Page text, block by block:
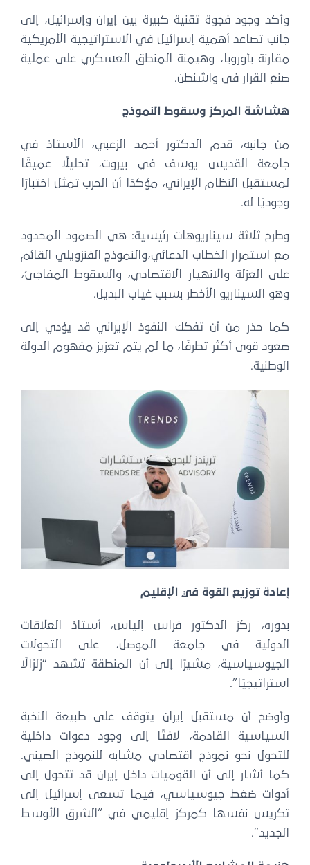
وأكد وجود فجوة تقنية كبيرة بين إيران وإسرائيل، إلى
جانب تصاعد أهمية إسرائيل في الاستراتيجية الأمريكية
مقارنة بأوروبا، وهيمنة المنطق العسكري على عملية
صنع القرار في واشنطن.
هشاشة المركز وسقوط النموذج
من جانبه، قدم الدكتور أحمد الزعبي، الأستاذ في
جامعة القديس يوسف في بيروت، تحليلًا عميقًا
لمستقبل النظام الإيراني، مؤكدًا أن الحرب تمثل اختبارًا
وجوديًا له.
وطرح ثلاثة سيناريوهات رئيسية: هي الصمود المحدود
مع استمرار الخطاب الدعائي،والنموذج الفنزويلي القائم
على العزلة والانهيار الاقتصادي، والسقوط المفاجئ،
وهو السيناريو الأخطر بسبب غياب البديل.
كما حذر من أن تفكك النفوذ الإيراني قد يؤدي إلى
صعود قوى أكثر تطرفًا، ما لم يتم تعزيز مفهوم الدولة
الوطنية.
إعادة توزيع القوة في الإقليم
بدوره، ركز الدكتور فراس إلياس، أستاذ العلاقات
الدولية في جامعة الموصل، على التحولات
الجيوسياسية، مشيرًا إلى أن المنطقة تشهد “زلزالًا
استراتيجيًا”.
وأوضح أن مستقبل إيران يتوقف على طبيعة النخبة
السياسية القادمة، لافتًا إلى وجود دعوات داخلية
للتحول نحو نموذج اقتصادي مشابه للنموذج الصيني.
كما أشار إلى أن القوميات داخل إيران قد تتحول إلى
أدوات ضغط جيوسياسي، فيما تسعى إسرائيل إلى
تكريس نفسها كمركز إقليمي في “الشرق الأوسط
الجديد”.